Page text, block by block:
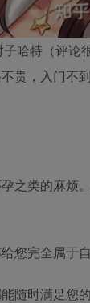
哈特（评论
贵，入门不
类的麻烦
完全属于自
时满足您